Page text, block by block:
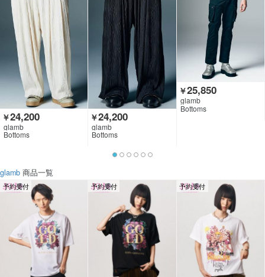
￥24,200
glamb
Bottoms
￥24,200
glamb
Bottoms
￥25,850
glamb
Bottoms
glamb 商品一覧
予約受付 予約受付 予約受付